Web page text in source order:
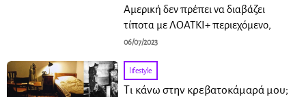
Αμερική δεν πρέπει να διαβάζει
τίποτα με ΛΟΑΤΚΙ+ περιεχόμενο,
06/07/2023
lifestyle
Τι κάνω στην κρεβατοκάμαρά μου;